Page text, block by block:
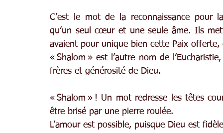
C’est le mot de la reconnaissance pour
qu’un seul cœur et une seule âme. Ils
avaient pour unique bien cette Paix
« Shalom » est l’autre nom de
frères et générosité de Dieu.
« Shalom » ! Un mot redresse les têtes
être brisé par une pierre roulée.
L’amour est possible, puisque Dieu est